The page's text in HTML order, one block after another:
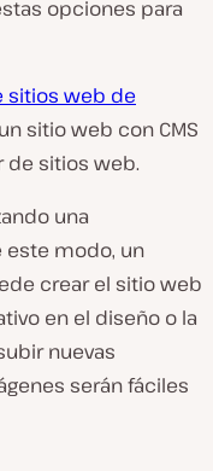
opciones para
sitios web de
sitio web con CMS
de sitios web.
una
este modo, un
crear el sitio web
en el diseño o la
nuevas
serán fáciles